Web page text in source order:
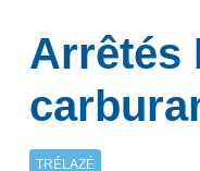
Arrêtés
TRÉLAZÉ